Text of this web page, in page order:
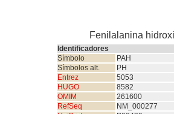
Fenilalanina
Identificadores
Símbolo
PAH
Símbolos alt.
PH
Entrez
5053
HUGO
8582
OMIM
261600
RefSeq
NM_000277